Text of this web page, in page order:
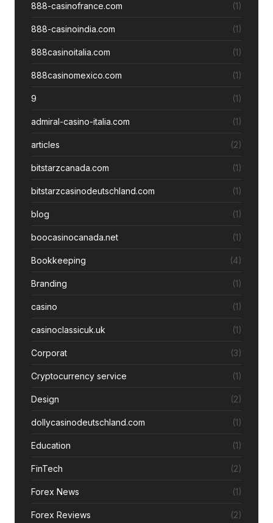
888-casinofrance.com (1)
888-casinoindia.com (1)
888casinoitalia.com (1)
888casinomexico.com (1)
9 (1)
admiral-casino-italia.com (1)
articles (2)
bitstarzcanada.com (1)
bitstarzcasinodeutschland.com (1)
blog (1)
boocasinocanada.net (1)
Bookkeeping (4)
Branding (1)
casino (1)
casinoclassicuk.uk (1)
Corporat (3)
Cryptocurrency service (1)
Design (2)
dollycasinodeutschland.com (1)
Education (1)
FinTech (2)
Forex News (1)
Forex Reviews (2)